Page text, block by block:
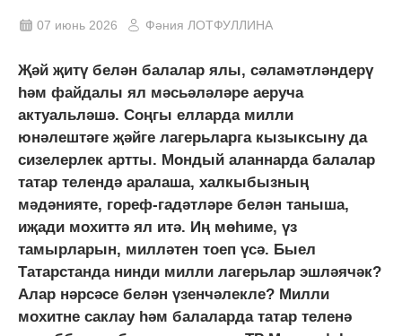
07 июнь 2026 Фәния ЛОТФУЛЛИНА
Җәй җитү белән балалар ялы, сәламәтләндерү
һәм файдалы ял мәсьәләләре аеруча
актуальләшә. Соңгы елларда милли
юнәлештәге җәйге лагерьларга кызыксыну да
сизелерлек артты. Мондый аланнарда балалар
татар телендә аралаша, халкыбызның
мәдәнияте, гореф-гадәтләре белән таныша,
иҗади мохиттә ял итә. Иң мөһиме, үз
тамырларын, милләтен тоеп үсә. Быел
Татарстанда нинди милли лагерьлар эшләячәк?
Алар нәрсәсе белән үзенчәлекле? Милли
мохитне саклау һәм балаларда татар теленә